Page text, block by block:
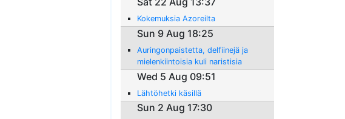
Kokemuksia Azoreilta
Sun 9 Aug 18:25
Auringonpaistetta, delfiinejä ja
mielenkiintoisia kuli naristisia
kokemuksia
Wed 5 Aug 09:51
Lähtöhetki käsillä
Sun 2 Aug 17:30